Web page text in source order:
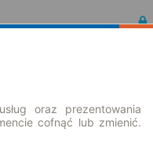
oraz prezentowania
cofnąć lub zmienić.